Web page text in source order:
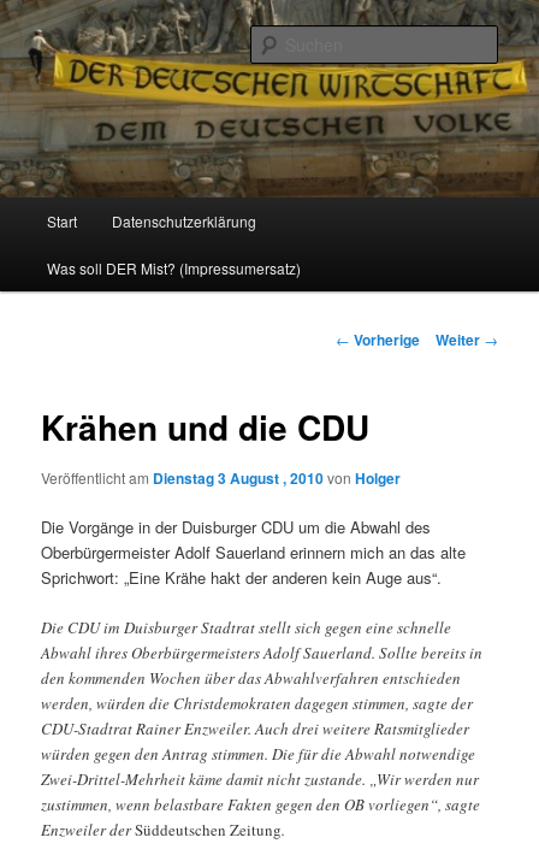
Reizzentrum
Politik, Wirtschaft, Soziales und Gesellschaft
Zum
Inhalt
Start Datenschutzerklärung
Was soll DER Mist? (Impressumersatz)
Beitrags-
← Vorherige Weiter →
Krähen und die CDU
Veröffentlicht am Dienstag 3 August , 2010vonHolger
Die Vorgänge in der Duisburger CDU um die Abwahl des
Oberbürgermeister Adolf Sauerland erinnern mich an das alte
Sprichwort: „Eine Krähe hakt der anderen kein Auge aus“.
Die CDU im Duisburger Stadtrat stellt sich gegen eine schnelle
Abwahl ihres Oberbürgermeisters Adolf Sauerland. Sollte bereits in
den kommenden Wochen über das Abwahlverfahren entschieden
werden, würden die Christdemokraten dagegen stimmen, sagte der
CDU-Stadtrat Rainer Enzweiler. Auch drei weitere Ratsmitglieder
würden gegen den Antrag stimmen. Die für die Abwahl notwendige
Zwei-Drittel-Mehrheit käme damit nicht zustande. „Wir werden nur
zustimmen, wenn belastbare Fakten gegen den OB vorliegen“, sagte
Enzweiler derSüddeutschen Zeitung.